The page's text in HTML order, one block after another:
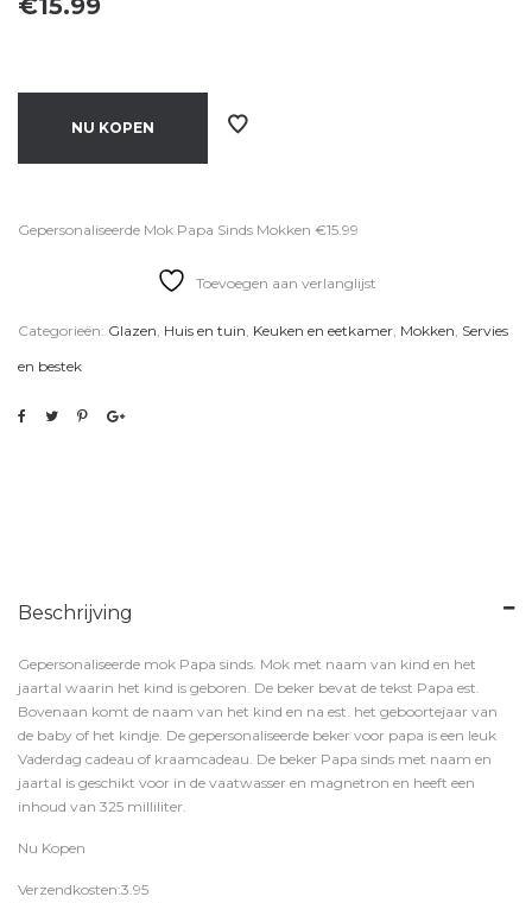
€15.99
NU KOPEN
Gepersonaliseerde Mok Papa Sinds Mokken €15.99
Toevoegen aan verlanglijst
Categorieën: Glazen, Huis en tuin, Keuken en eetkamer, Mokken, Servies
en bestek
Beschrijving
Gepersonaliseerde mok Papa sinds. Mok met naam van kind en het
jaartal waarin het kind is geboren. De beker bevat de tekst Papa est.
Bovenaan komt de naam van het kind en na est. het geboortejaar van
de baby of het kindje. De gepersonaliseerde beker voor papa is een leuk
Vaderdag cadeau of kraamcadeau. De beker Papa sinds met naam en
jaartal is geschikt voor in de vaatwasser en magnetron en heeft een
inhoud van 325 milliliter.
Nu Kopen
Verzendkosten:3.95